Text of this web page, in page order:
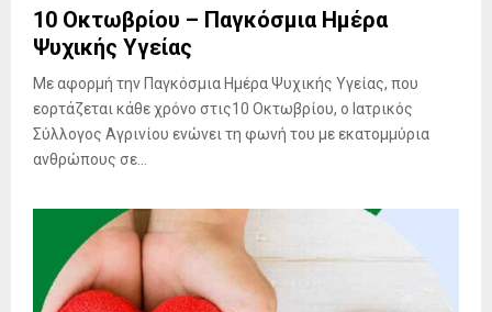
10 Οκτωβρίου – Παγκόσμια Ημέρα
Ψυχικής Υγείας
Με αφορμή την Παγκόσμια Ημέρα Ψυχικής Υγείας, που
εορτάζεται κάθε χρόνο στις10 Οκτωβρίου, ο Ιατρικός
Σύλλογος Αγρινίου ενώνει τη φωνή του με εκατομμύρια
ανθρώπους σε...